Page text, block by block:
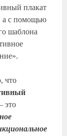
плакат
а с помощью
шаблона
что
это